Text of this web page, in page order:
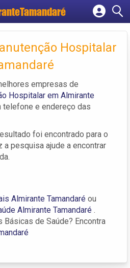
Cadastrar empresa
Criar conta
Hospitalar
empresas de
Hospitalar em Almirante
telefone e endereço das
foi encontrado para o
pesquisa ajude a encontrar
Almirante Tamandaré ou
Almirante Tamandaré .
Básicas de Saúde? Encontra